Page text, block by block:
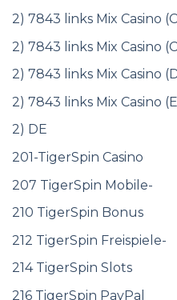
2) 7843 links Mix Casino
2) 7843 links Mix Casino
2) 7843 links Mix Casino
2) 7843 links Mix Casino
2) DE
201-TigerSpin Casino
207 TigerSpin Mobile-
210 TigerSpin Bonus
212 TigerSpin Freispiele-
214 TigerSpin Slots
216 TigerSpin PayPal